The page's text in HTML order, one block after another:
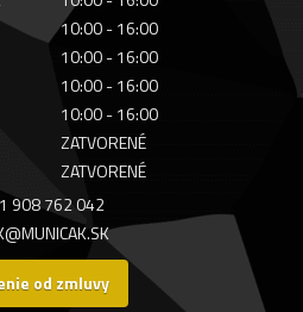
10:00 - 16:00
10:00 - 16:00
10:00 - 16:00
10:00 - 16:00
ZATVORENÉ
ZATVORENÉ
908 762 042
od zmluvy